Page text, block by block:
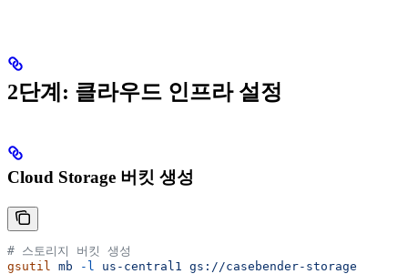
2단계: 클라우드 인프라 설정
Cloud Storage 버킷 생성
# 스토리지 버킷 생성
gsutil
mb -l us-central1 gs://casebender-storage